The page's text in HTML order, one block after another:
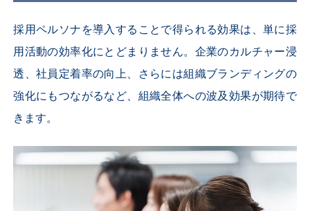
採用ペルソナを導入することで得られる効果は、単に採
用活動の効率化にとどまりません。企業のカルチャー浸
透、社員定着率の向上、さらには組織ブランディングの
強化にもつながるなど、組織全体への波及効果が期待で
きます。